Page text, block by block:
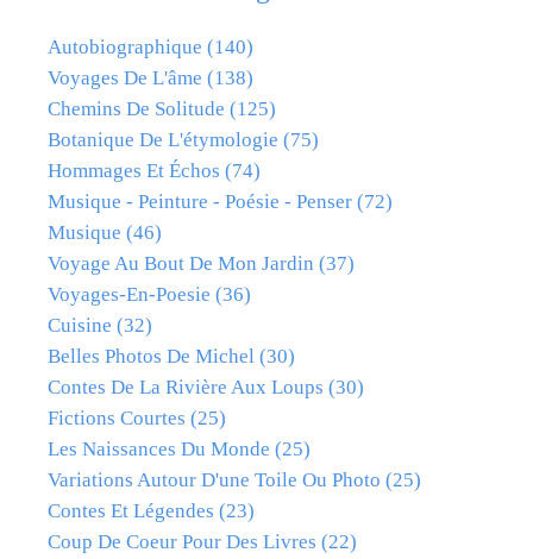
Autobiographique (140)
Voyages De L'âme (138)
Chemins De Solitude (125)
Botanique De L'étymologie (75)
Hommages Et Échos (74)
Musique - Peinture - Poésie - Penser (72)
Musique (46)
Voyage Au Bout De Mon Jardin (37)
Voyages-En-Poesie (36)
Cuisine (32)
Belles Photos De Michel (30)
Contes De La Rivière Aux Loups (30)
Fictions Courtes (25)
Les Naissances Du Monde (25)
Variations Autour D'une Toile Ou Photo (25)
Contes Et Légendes (23)
Coup De Coeur Pour Des Livres (22)